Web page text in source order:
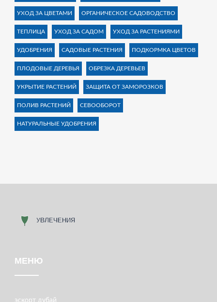
УХОД ЗА ЦВЕТАМИ ОРГАНИЧЕСКОЕ САДОВОДСТВО
ТЕПЛИЦА УХОД ЗА САДОМ УХОД ЗА РАСТЕНИЯМИ
УДОБРЕНИЯ САДОВЫЕ РАСТЕНИЯ ПОДКОРМКА ЦВЕТОВ
ПЛОДОВЫЕ ДЕРЕВЬЯ ОБРЕЗКА ДЕРЕВЬЕВ
УКРЫТИЕ РАСТЕНИЙ ЗАЩИТА ОТ ЗАМОРОЗКОВ
ПОЛИВ РАСТЕНИЙ СЕВООБОРОТ
НАТУРАЛЬНЫЕ УДОБРЕНИЯ
МЕНЮ
эскорт дубай